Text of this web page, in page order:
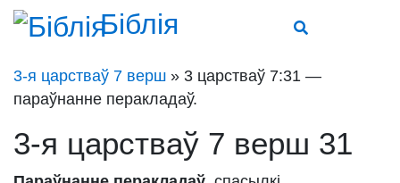
Біблія
3-я царстваў 7 верш » 3 царстваў 7:31 —
параўнанне перакладаў.
3-я царстваў 7 верш 31